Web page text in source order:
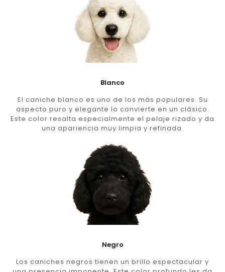
Blanco
El caniche blanco es uno de los más populares. Su
aspecto puro y elegante lo convierte en un clásico.
Este color resalta especialmente el pelaje rizado y da
una apariencia muy limpia y refinada.
Negro
Los caniches negros tienen un brillo espectacular y